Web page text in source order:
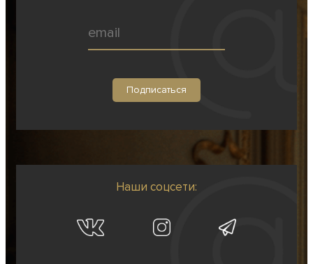
Наши соцсети: